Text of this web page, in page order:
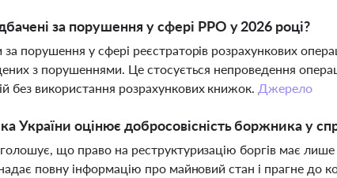
за порушення у сфері РРО у 2026 році?
порушення у сфері реєстраторів розрахункових
з порушеннями. Це стосується непроведення
без використання розрахункових книжок. Джерело
України оцінює добросовісність боржника у
що право на реструктуризацію боргів має
повну інформацію про майновий стан і прагне до